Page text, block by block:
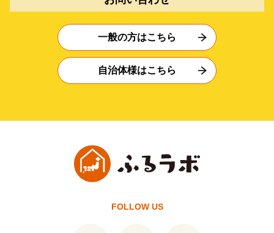
一般の方はこちら
自治体様はこちら
FOLLOW US